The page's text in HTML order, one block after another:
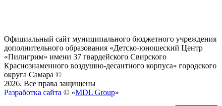
Официальный сайт муниципального бюджетного учреждения
дополнительного образования «Детско-юношеский Центр
«Пилигрим» имени 37 гвардейского Свирского
Краснознаменного воздушно-десантного корпуса» городского
округа Самара ©
2026. Все права защищены
Разработка сайта © «MDL Group»